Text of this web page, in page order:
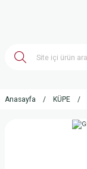
Anasayfa KÜPE